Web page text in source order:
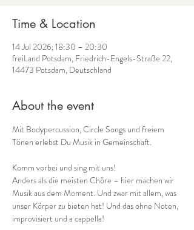
Time & Location
14 Jul 2026, 18:30 – 20:30
freiLand Potsdam, Friedrich-Engels-Straße 22,
14473 Potsdam, Deutschland
About the event
Mit Bodypercussion, Circle Songs und freiem
Tönen erlebst Du Musik in Gemeinschaft.
Komm vorbei und sing mit uns!
Anders als die meisten Chöre – hier machen wir
Musik aus dem Moment. Und zwar mit allem, was
unser Körper zu bieten hat! Und das ohne Noten,
improvisiert und a cappella!